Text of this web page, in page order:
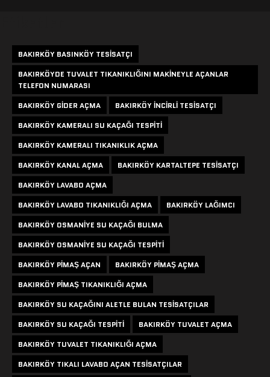
BAKIRKÖY BASINKÖY TESISATÇI
BAKIRKÖYDE TUVALET TIKANIKLIĞINI MAKINEYLE AÇANLAR
TELEFON NUMARASI
BAKIRKÖY GIDER AÇMA
BAKIRKÖY INCIRLI TESISATÇI
BAKIRKÖY KAMERALI SU KAÇAĞI TESPITI
BAKIRKÖY KAMERALI TIKANIKLIK AÇMA
BAKIRKÖY KANAL AÇMA
BAKIRKÖY KARTALTEPE TESISATÇI
BAKIRKÖY LAVABO AÇMA
BAKIRKÖY LAVABO TIKANIKLIĞI AÇMA
BAKIRKÖY LAĞIMCI
BAKIRKÖY OSMANIYE SU KAÇAĞI BULMA
BAKIRKÖY OSMANIYE SU KAÇAĞI TESPITI
BAKIRKÖY PIMAŞ AÇAN
BAKIRKÖY PIMAŞ AÇMA
BAKIRKÖY PIMAŞ TIKANIKLIĞI AÇMA
BAKIRKÖY SU KAÇAĞINI ALETLE BULAN TESISATÇILAR
BAKIRKÖY SU KAÇAĞI TESPITI
BAKIRKÖY TUVALET AÇMA
BAKIRKÖY TUVALET TIKANIKLIĞI AÇMA
BAKIRKÖY TIKALI LAVABO AÇAN TESISATÇILAR